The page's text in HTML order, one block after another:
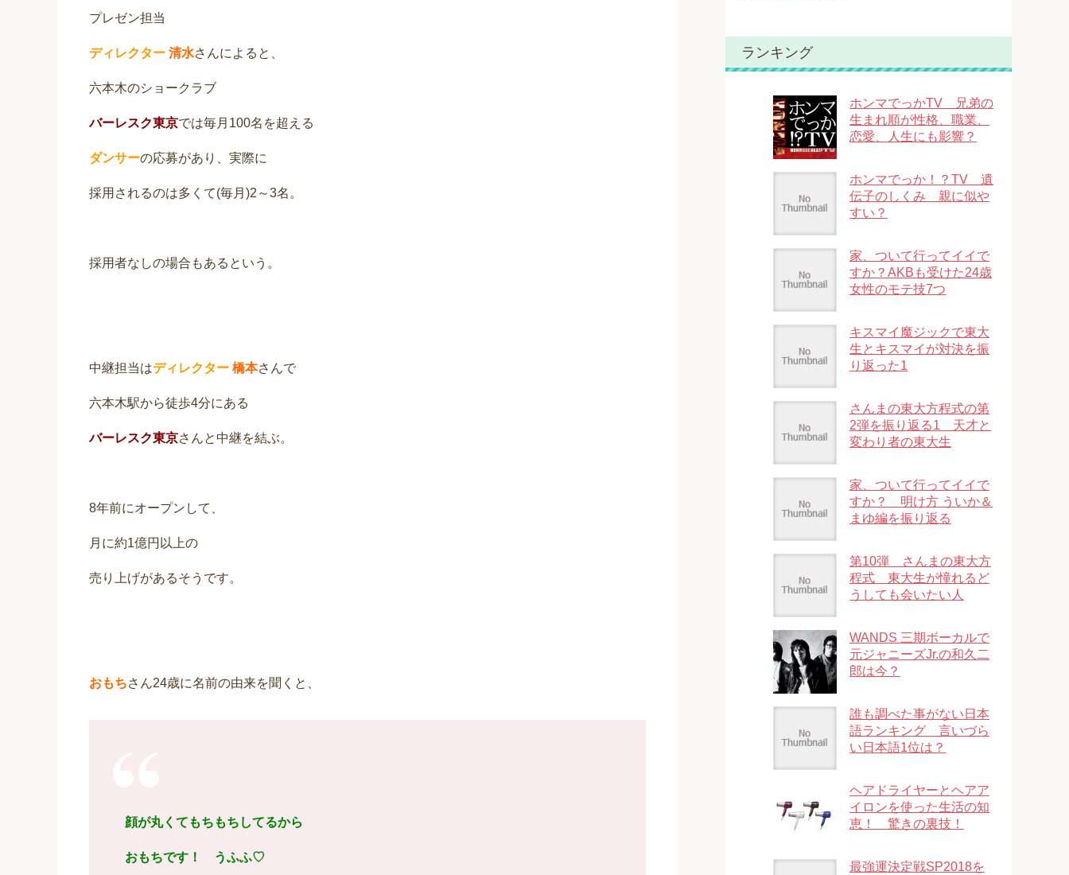
プレゼン担当
ディレクター 清水さんによると、
六本木のショークラブ
バーレスク東京では毎月100名を超える
ダンサーの応募があり、実際に
採用されるのは多くて(毎月)2～3名。
採用者なしの場合もあるという。
中継担当はディレクター 橋本さんで
六本木駅から徒歩4分にある
バーレスク東京さんと中継を結ぶ。
8年前にオープンして、
月に約1億円以上の
売り上げがあるそうです。
おもちさん24歳に名前の由来を聞くと、
顔が丸くてもちもちしてるから
おもちです！ うふふ♡
ランキング
ホンマでっかTV 兄弟の
生まれ順が性格、職業、
恋愛、人生にも影響？
ホンマでっか！？TV 遺
伝子のしくみ 親に似や
すい？
家、ついて行ってイイで
すか？AKBも受けた24歳
女性のモテ技7つ
キスマイ魔ジックで東大
生とキスマイが対決を振
り返った1
さんまの東大方程式の第
2弾を振り返る1 天才と
変わり者の東大生
家、ついて行ってイイで
すか？ 明け方 ういか＆
まゆ編を振り返る
第10弾 さんまの東大方
程式 東大生が憧れるど
うしても会いたい人
WANDS 三期ボーカルで
元ジャニーズJr.の和久二
郎は今？
誰も調べた事がない日本
語ランキング 言いづら
い日本語1位は？
ヘアドライヤーとヘアア
イロンを使った生活の知
恵！ 驚きの裏技！
最強運決定戦SP2018を